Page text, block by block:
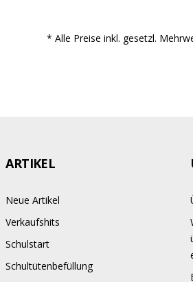
* Alle Preise inkl. gesetzl.
ARTIKEL
Neue Artikel
Verkaufshits
Schulstart
Schultütenbefüllung